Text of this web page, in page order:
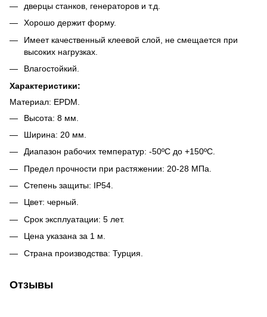
дверцы станков, генераторов и т.д.
Хорошо держит форму.
Имеет качественный клеевой слой, не смещается при
высоких нагрузках.
Влагостойкий.
Характеристики:
Материал: EPDM.
Высота: 8 мм.
Ширина: 20 мм.
Диапазон рабочих температур: -50ºС до +150ºС.
Предел прочности при растяжении: 20-28 МПа.
Степень защиты: IP54.
Цвет: черный.
Срок эксплуатации: 5 лет.
Цена указана за 1 м.
Страна производства: Турция.
Отзывы